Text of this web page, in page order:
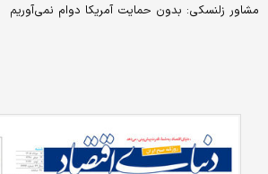
مشاور زلنسکی: بدون حمایت آمریکا دوام نمی‌آوریم